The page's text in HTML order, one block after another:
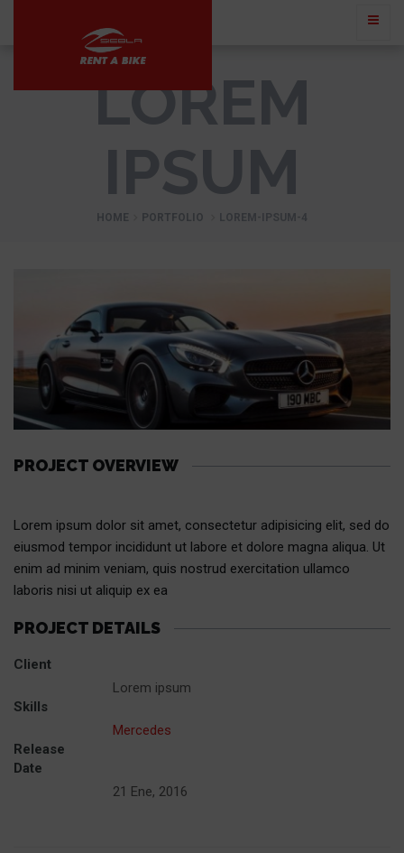
LOREM
IPSUM
HOME PORTFOLIO LOREM-IPSUM-4
PROJECT OVERVIEW
Lorem ipsum dolor sit amet, consectetur adipisicing elit, sed do
eiusmod tempor incididunt ut labore et dolore magna aliqua. Ut
enim ad minim veniam, quis nostrud exercitation ullamco
laboris nisi ut aliquip ex ea
PROJECT DETAILS
Client
Lorem ipsum
Skills
Mercedes
Release
Date
21 Ene, 2016